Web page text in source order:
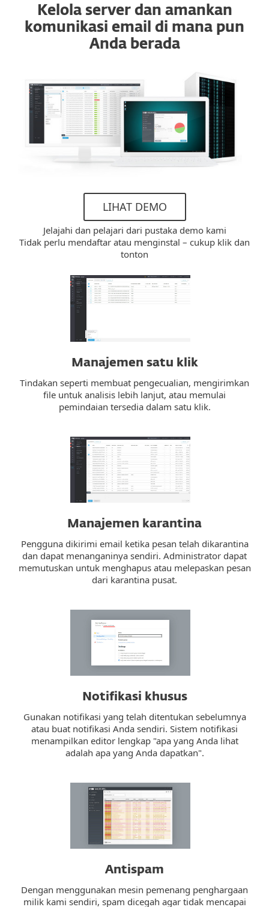
Kelola server dan amankan
komunikasi email di mana pun
Anda berada
LIHAT DEMO
Jelajahi dan pelajari dari pustaka demo kami
Tidak perlu mendaftar atau menginstal – cukup klik dan
tonton
Manajemen satu klik
Tindakan seperti membuat pengecualian, mengirimkan
file untuk analisis lebih lanjut, atau memulai
pemindaian tersedia dalam satu klik.
Manajemen karantina
Pengguna dikirimi email ketika pesan telah dikarantina
dan dapat menanganinya sendiri. Administrator dapat
memutuskan untuk menghapus atau melepaskan pesan
dari karantina pusat.
Notifikasi khusus
Gunakan notifikasi yang telah ditentukan sebelumnya
atau buat notifikasi Anda sendiri. Sistem notifikasi
menampilkan editor lengkap "apa yang Anda lihat
adalah apa yang Anda dapatkan".
Antispam
Dengan menggunakan mesin pemenang penghargaan
milik kami sendiri, spam dicegah agar tidak mencapai